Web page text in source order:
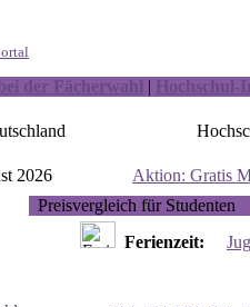
der Fächerwahl | Hochschul-
2026
Aktion: Gratis
Preisvergleich für Studenten
Ferienzeit: